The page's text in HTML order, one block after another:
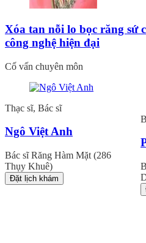
Xóa tan nỗi lo bọc răng sứ
công nghệ hiện đại
Cố vấn chuyên môn
Thạc sĩ, Bác sĩ
Ngô Việt Anh
Bác sĩ Răng Hàm Mặt (286
Thụy Khuê)
Đặt lịch khám